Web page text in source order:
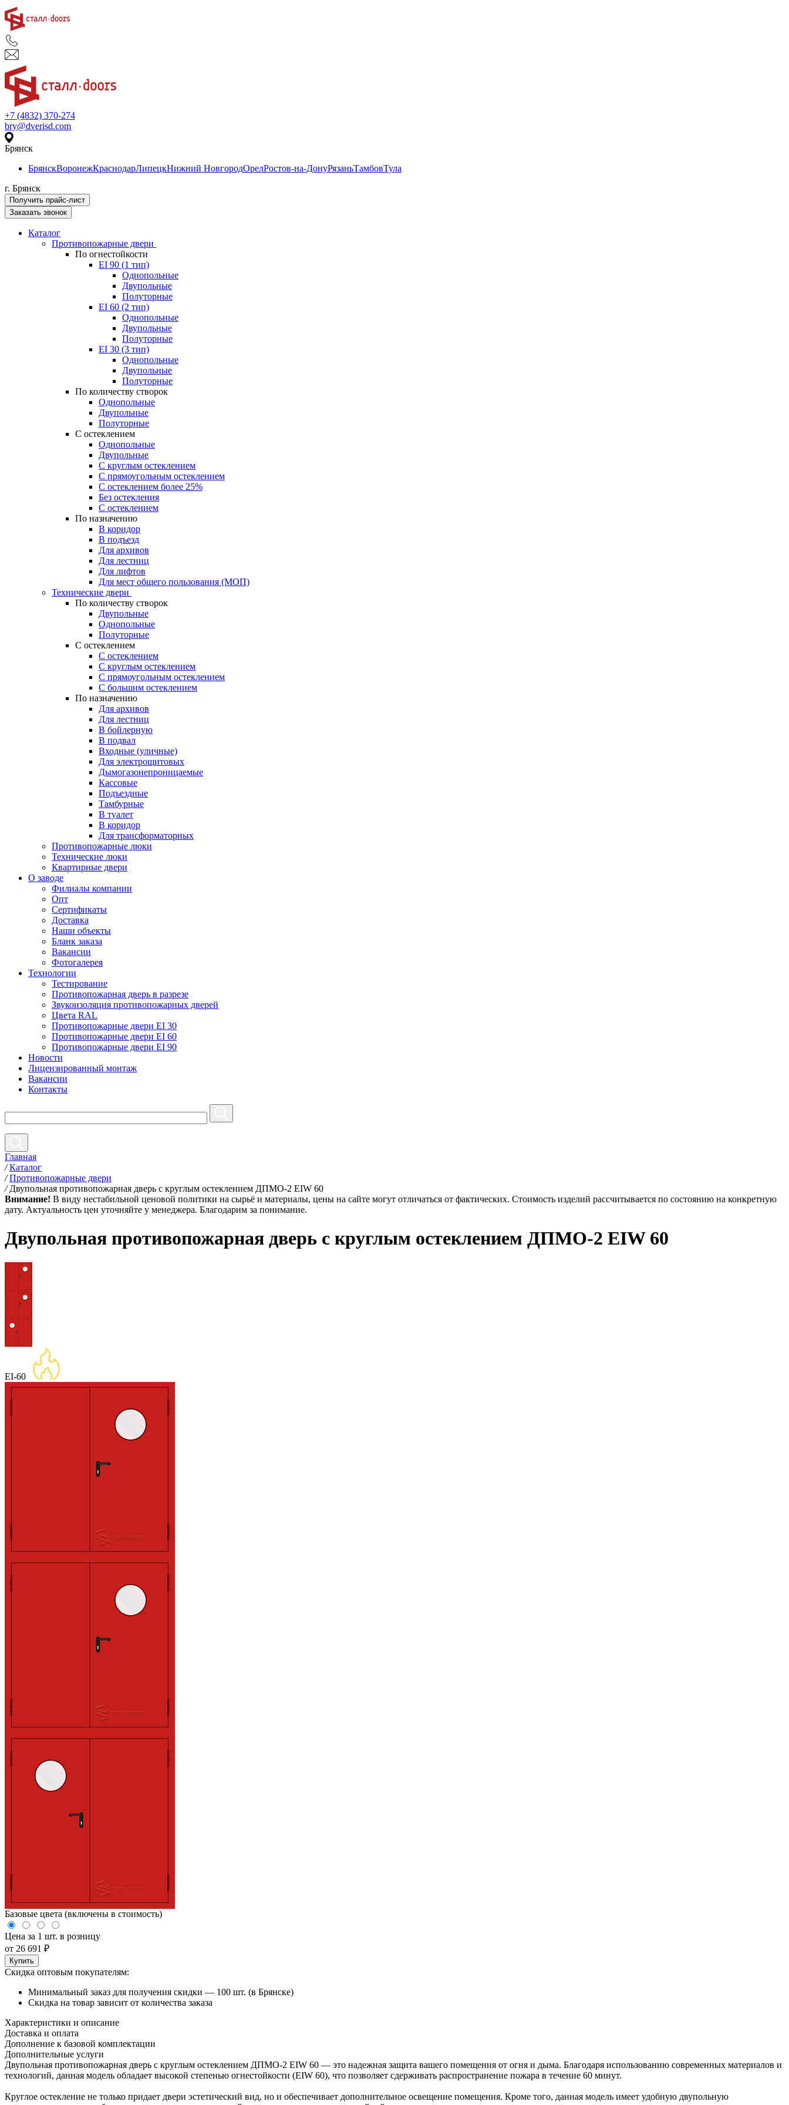
+7 (4832) 370-274
bry@dverisd.com
Брянск
БрянскВоронежКраснодарЛипецкНижний НовгородОрелРостов-на-ДонуРязаньТамбовТула
г. Брянск
Получить прайс-лист
Заказать звонок
Каталог
Противопожарные двери
По огнестойкости
EI 90 (1 тип)
Однопольные
Двупольные
Полуторные
EI 60 (2 тип)
Однопольные
Двупольные
Полуторные
EI 30 (3 тип)
Однопольные
Двупольные
Полуторные
По количеству створок
Однопольные
Двупольные
Полуторные
С остеклением
Однопольные
Двупольные
С круглым остеклением
С прямоугольным остеклением
С остеклением более 25%
Без остекления
С остеклением
По назначению
В коридор
В подъезд
Для архивов
Для лестниц
Для лифтов
Для мест общего пользования (МОП)
Технические двери
По количеству створок
Двупольные
Однопольные
Полуторные
С остеклением
С остеклением
С круглым остеклением
С прямоугольным остеклением
С большим остеклением
По назначению
Для архивов
Для лестниц
В бойлерную
В подвал
Входные (уличные)
Для электрощитовых
Дымогазонепроницаемые
Кассовые
Подъездные
Тамбурные
В туалет
В коридор
Для трансформаторных
Противопожарные люки
Технические люки
Квартирные двери
О заводе
Филиалы компании
Опт
Сертификаты
Доставка
Наши объекты
Бланк заказа
Вакансии
Фотогалерея
Технологии
Тестирование
Противопожарная дверь в разрезе
Звукоизоляция противопожарных дверей
Цвета RAL
Противопожарные двери EI 30
Противопожарные двери EI 60
Противопожарные двери EI 90
Новости
Лицензированный монтаж
Вакансии
Контакты
Главная
/ Каталог
/ Противопожарные двери
/ Двупольная противопожарная дверь с круглым остеклением ДПМО-2 EIW 60
Внимание! В виду нестабильной ценовой политики на сырьё и материалы, цены на сайте могут отличаться от фактических. Стоимость изделий рассчитывается по состоянию на конкретную
дату. Актуальность цен уточняйте у менеджера. Благодарим за понимание.
Двупольная противопожарная дверь с круглым остеклением ДПМО-2 EIW 60
EI-60
Базовые цвета (включены в стоимость)
Цена за 1 шт. в розницу
от 26 691 ₽
Купить
Скидка оптовым покупателям:
Минимальный заказ для получения скидки — 100 шт. (в Брянске)
Скидка на товар зависит от количества заказа
Характеристики и описание
Доставка и оплата
Дополнение к базовой комплектации
Дополнительные услуги
Двупольная противопожарная дверь с круглым остеклением ДПМО-2 EIW 60 — это надежная защита вашего помещения от огня и дыма. Благодаря использованию современных материалов и
технологий, данная модель обладает высокой степенью огнестойкости (EIW 60), что позволяет сдерживать распространение пожара в течение 60 минут.
Круглое остекление не только придает двери эстетический вид, но и обеспечивает дополнительное освещение помещения. Кроме того, данная модель имеет удобную двупольную